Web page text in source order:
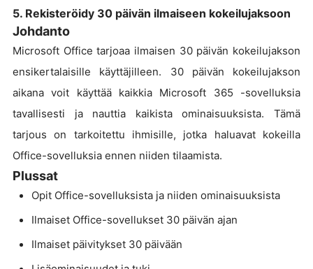
5. Rekisteröidy 30 päivän ilmaiseen kokeilujaksoon
Johdanto
Microsoft Office tarjoaa ilmaisen 30 päivän kokeilujakson
ensikertalaisille käyttäjilleen. 30 päivän kokeilujakson
aikana voit käyttää kaikkia Microsoft 365 -sovelluksia
tavallisesti ja nauttia kaikista ominaisuuksista. Tämä
tarjous on tarkoitettu ihmisille, jotka haluavat kokeilla
Office-sovelluksia ennen niiden tilaamista.
Plussat
Opit Office-sovelluksista ja niiden ominaisuuksista
Ilmaiset Office-sovellukset 30 päivän ajan
Ilmaiset päivitykset 30 päivään